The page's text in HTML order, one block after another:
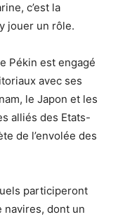
c’est la
jouer un rôle.
Pékin est engagé
avec ses
le Japon et les
alliés des Etats-
de l’envolée des
participeront
navires, dont un